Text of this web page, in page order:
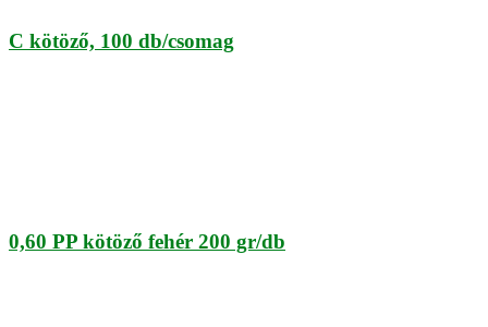
C kötöző, 100 db/csomag
0,60 PP kötöző fehér 200 gr/db